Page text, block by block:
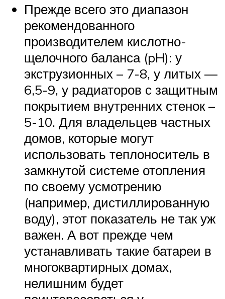
Прежде всего это диапазон
рекомендованного
производителем кислотно-
щелочного баланса (pH): у
экструзионных – 7-8, у литых —
6,5-9, у радиаторов с защитным
покрытием внутренних стенок –
5-10. Для владельцев частных
домов, которые могут
использовать теплоноситель в
замкнутой системе отопления
по своему усмотрению
(например, дистиллированную
воду), этот показатель не так уж
важен. А вот прежде чем
устанавливать такие батареи в
многоквартирных домах,
нелишним будет